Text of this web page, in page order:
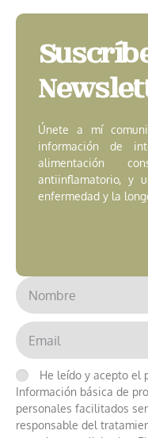
Únete a mí
información de
alimentación
antiinflamatorio, y
enfermedad y la
He leído y acepto el
Información básica de
personales facilitados
responsable del